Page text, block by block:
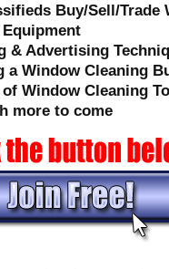
Buy/Sell/Trade
& Advertising
a Window Cleaning
Window Cleaning
more to come